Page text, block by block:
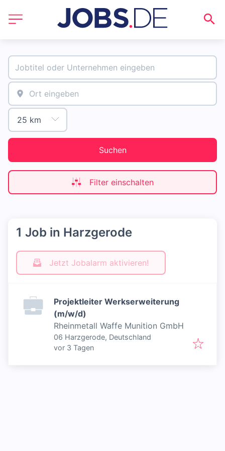
Suchen
Filter einschalten
1 Job in Harzgerode
Jetzt Jobalarm aktivieren!
Projektleiter Werkserweiterung
(m/w/d)
Rheinmetall Waffe Munition GmbH
06 Harzgerode, Deutschland
Veröffentlicht
vor 3 Tagen